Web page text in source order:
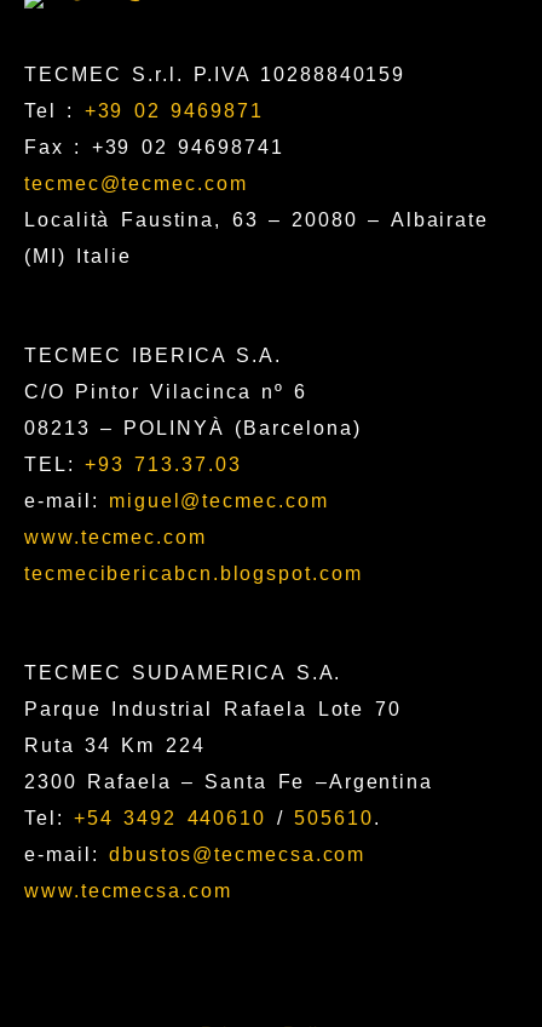
TECMEC S.r.l. P.IVA 10288840159
Tel : +39 02 9469871
Fax : +39 02 94698741
tecmec@tecmec.com
Località Faustina, 63 – 20080 – Albairate
(MI) Italie
TECMEC IBERICA S.A.
C/O Pintor Vilacinca nº 6
08213 – POLINYÀ (Barcelona)
TEL:+93 713.37.03
e-mail: miguel@tecmec.com
www.tecmec.com
tecmecibericabcn.blogspot.com
TECMEC SUDAMERICA S.A.
Parque Industrial Rafaela Lote 70
Ruta 34 Km 224
2300 Rafaela – Santa Fe –Argentina
Tel:+54 3492 440610 / 505610.
e-mail: dbustos@tecmecsa.com
www.tecmecsa.com